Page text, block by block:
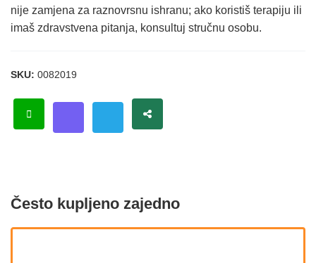
nije zamjena za raznovrsnu ishranu; ako koristiš terapiju ili
imaš zdravstvena pitanja, konsultuj stručnu osobu.
SKU: 0082019
Često kupljeno zajedno